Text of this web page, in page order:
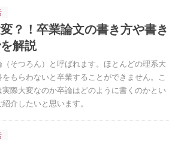
？！卒業論文の書き方や書き
解説
そつろん）と呼ばれます。ほとんどの理系大
もらわないと卒業することができません。こ
際大変なのか卒論はどのように書くのかとい
介したいと思います。